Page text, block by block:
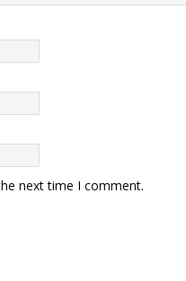
next time I comment.